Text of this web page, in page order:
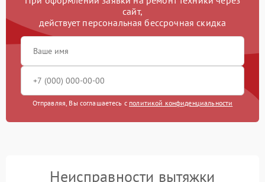
сайт,
действует персональная бессрочная скидка
Отправляя, Вы соглашаетесь с политикой конфиденциальности
Неисправности вытяжки